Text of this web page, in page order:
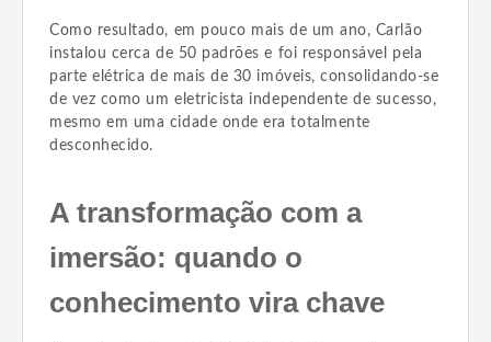
Como resultado, em pouco mais de um ano, Carlão
instalou cerca de 50 padrões e foi responsável pela
parte elétrica de mais de 30 imóveis, consolidando-se
de vez como um eletricista independente de sucesso,
mesmo em uma cidade onde era totalmente
desconhecido.
A transformação com a
imersão: quando o
conhecimento vira chave